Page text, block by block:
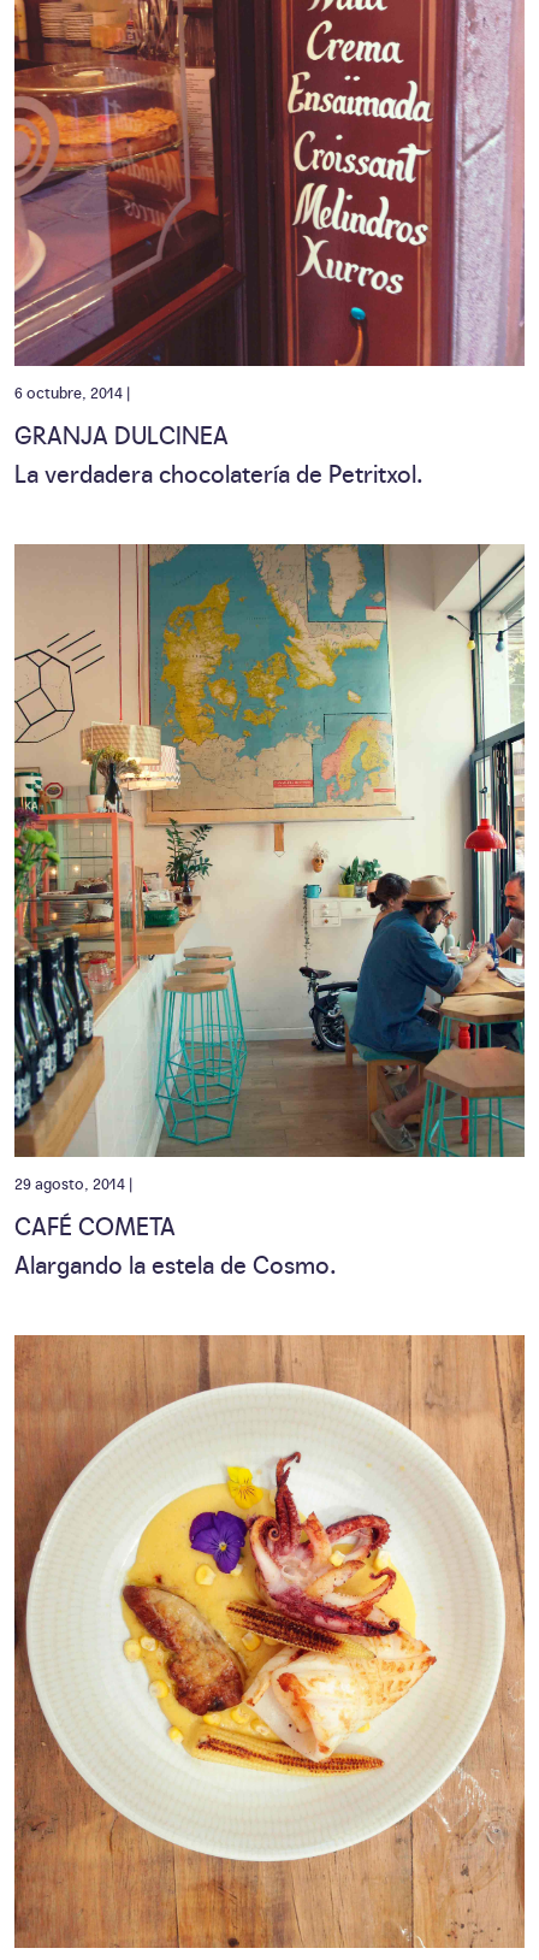
6 octubre, 2014 |
GRANJA DULCINEA
La verdadera chocolatería de Petritxol.
29 agosto, 2014 |
CAFÉ COMETA
Alargando la estela de Cosmo.